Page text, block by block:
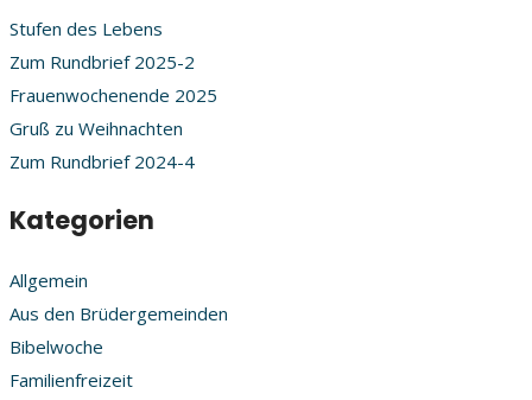
Stufen des Lebens
Zum Rundbrief 2025-2
Frauenwochenende 2025
Gruß zu Weihnachten
Zum Rundbrief 2024-4
Kategorien
Allgemein
Aus den Brüdergemeinden
Bibelwoche
Familienfreizeit